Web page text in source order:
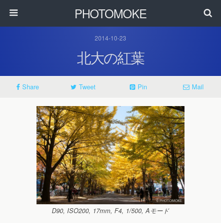
PHOTOMOKE
2014-10-23
北大の紅葉
Share Tweet Pin Mail
D90, ISO200, 17mm, F4, 1/500, Aモード